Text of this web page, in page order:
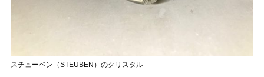
スチューベン（STEUBEN）のクリスタル